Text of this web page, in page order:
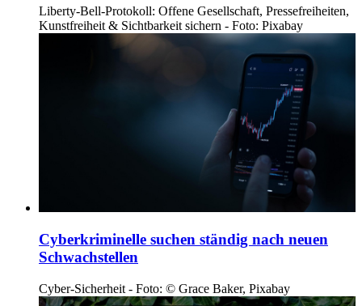
Liberty-Bell-Protokoll: Offene Gesellschaft, Pressefreiheiten,
Kunstfreiheit & Sichtbarkeit sichern - Foto: Pixabay
Cyberkriminelle suchen ständig nach neuen
Schwachstellen
Cyber-Sicherheit - Foto: © Grace Baker, Pixabay